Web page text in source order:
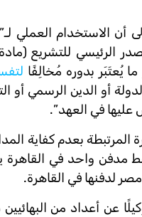
الاستخدام العملي
يُعتَبَر بدوره مُخالِفًا
أو الدين الرسمي أو
في العهد”.
واحد في القاهرة
لدفنها في القاهرة.
عن أعداد من